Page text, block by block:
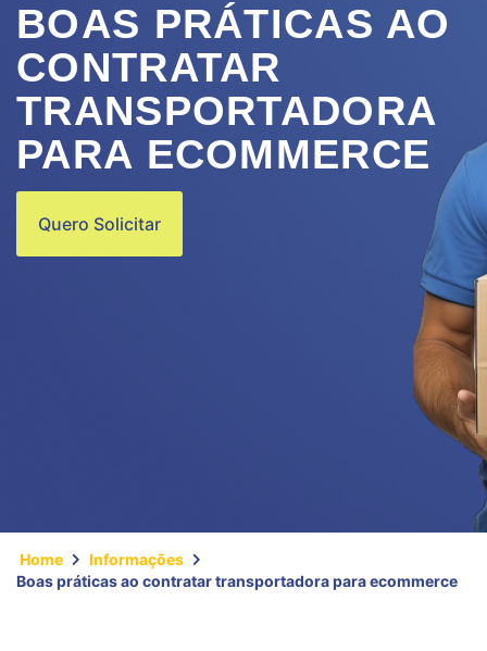
BOAS PRÁTICAS AO
CONTRATAR
TRANSPORTADORA
PARA ECOMMERCE
Quero Solicitar
Home
Informações
Boas práticas ao contratar transportadora para ecommerce